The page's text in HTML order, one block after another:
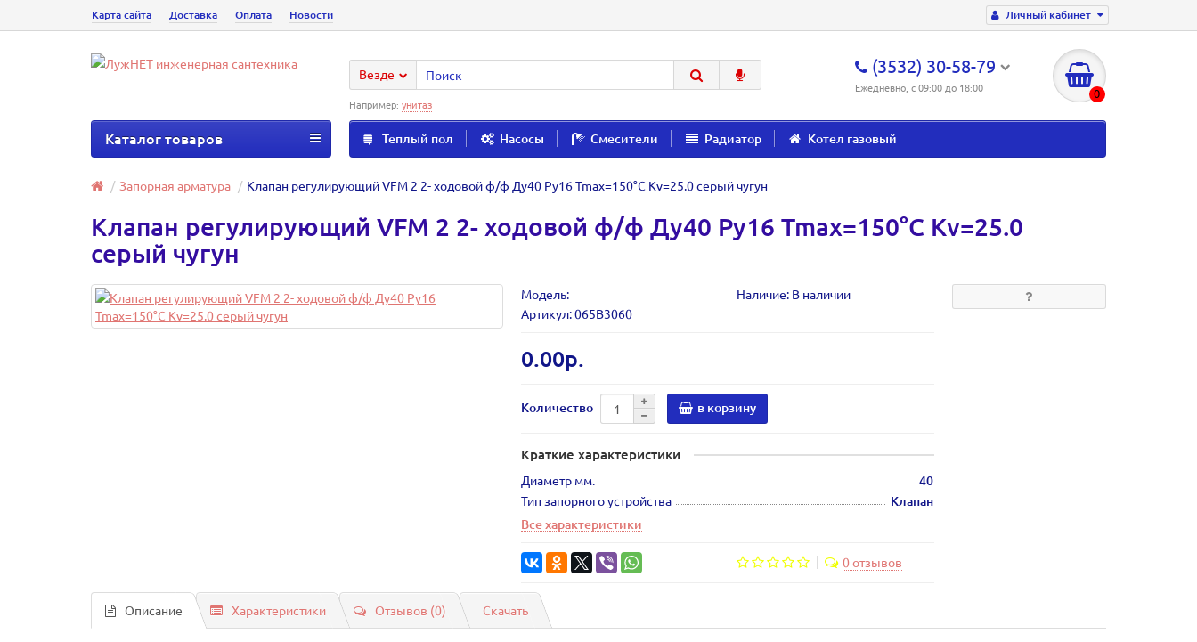
Личный кабинет
Карта сайта Доставка Оплата Новости
(3532) 30-58-79
Ежедневно, с 09:00 до 18:00 0
Везде
Например: унитаз
Теплый пол Насосы Смесители Радиатор Котел газовый
Каталог товаров
Запорная арматура Клапан регулирующий VFM 2 2- ходовой ф/ф Ду40 Ру16 Tmax=150°С Kv=25.0 серый чугун
Клапан регулирующий VFM 2 2- ходовой ф/ф Ду40 Ру16 Tmax=150°С Kv=25.0
серый чугун
Модель:
Наличие: В наличии
Артикул: 065B3060
0.00р.
Количество в корзину
Краткие характеристики
Диаметр мм. 40
Тип запорного устройства
Клапан
Все характеристики
0 отзывов
Описание Характеристики Отзывов (0) Скачать